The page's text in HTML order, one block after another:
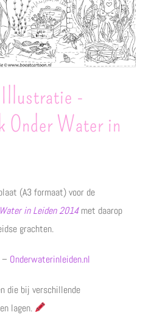
-
Onder Water in
(A3 formaat) voor de
in Leiden 2014met daarop
grachten.
– Onderwaterinleiden.nl
die bij verschillende
lagen.